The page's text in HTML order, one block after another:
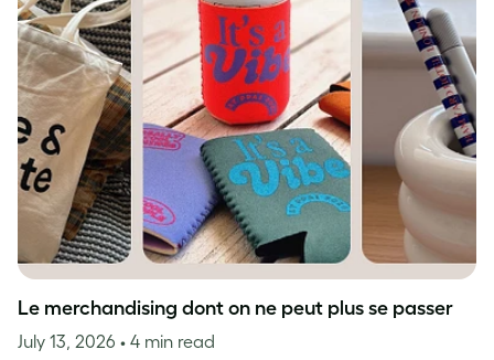
Le merchandising dont on ne peut plus se passer
July 13, 2026 • 4 min read